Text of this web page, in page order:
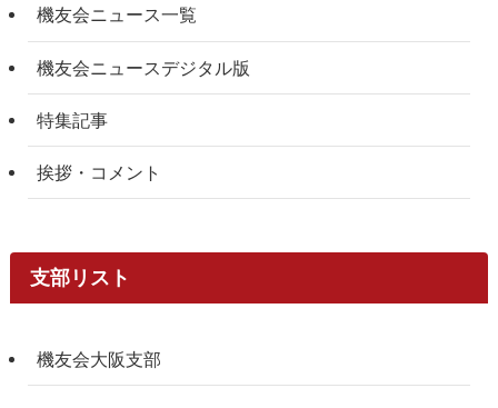
機友会ニュース一覧
機友会ニュースデジタル版
特集記事
挨拶・コメント
支部リスト
機友会大阪支部